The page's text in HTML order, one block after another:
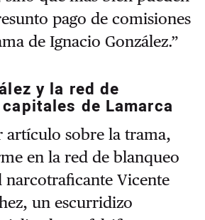
pago de comisiones
de Ignacio González.”
y la red de
de Lamarca
artículo sobre la trama,
en la red de blanqueo
Vicente
un escurridizo